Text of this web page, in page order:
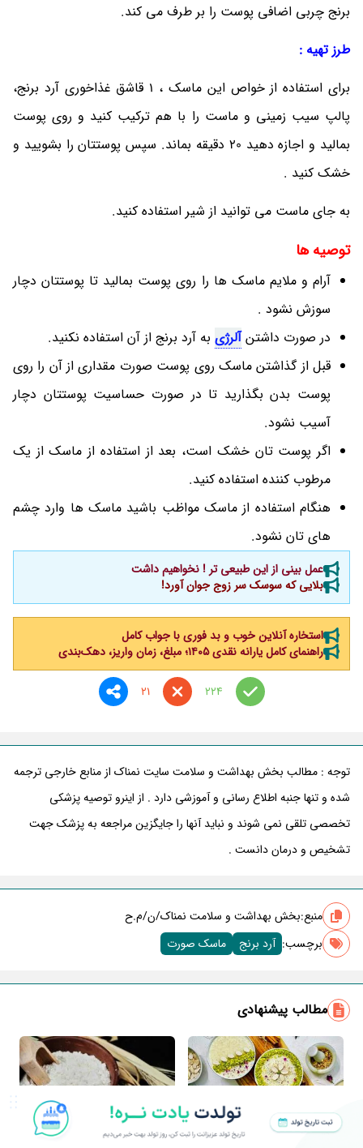
برنج چربی اضافی پوست را بر طرف می کند.
طرز تهیه :
برای استفاده از خواص این ماسک ، 1 قاشق غذاخوری آرد برنج،
پالپ سیب زمینی و ماست را با هم ترکیب کنید و روی پوست
بمالید و اجازه دهید 20 دقیقه بماند. سپس پوستتان را بشویید و
خشک کنید .
به جای ماست می توانید از شیر استفاده کنید.
توصیه ها
آرام و ملایم ماسک ها را روی پوست بمالید تا پوستتان دچار
سوزش نشود .
در صورت داشتنآلرژی به آرد برنج از آن استفاده نکنید.
قبل از گذاشتن ماسک روی پوست صورت مقداری از آن را روی
پوست بدن بگذارید تا در صورت حساسیت پوستتان دچار
آسیب نشود.
اگر پوست تان خشک است، بعد از استفاده از ماسک از یک
مرطوب کننده استفاده کنید.
هنگام استفاده از ماسک مواظب باشید ماسک ها وارد چشم
های تان نشود.
عمل بینی از این طبیعی تر ! نخواهیم داشت
بلایی که سوسک سر زوج جوان آورد!
استخاره آنلاین خوب و بد فوری با جواب کامل
راهنمای کامل یارانه نقدی ۱۴۰۵؛ مبلغ، زمان واریز، دهک‌بندی
224
21
توجه : مطالب بخش بهداشت و سلامت سایت نمناک از منابع خارجی ترجمه
شده و تنها جنبه اطلاع رسانی و آموزشی دارد . از اینرو توصیه پزشکی
تخصصی تلقی نمی شوند و نباید آنها را جایگزین مراجعه به پزشک جهت
تشخیص و درمان دانست .
منبع:بخش بهداشت و سلامت نمناک/ن/م.ح
برچسب‌: آرد برنج ماسک صورت
مطالب پیشنهادی